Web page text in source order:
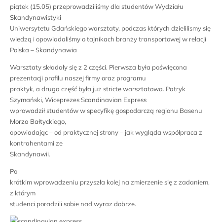
piątek (15.05) przeprowadziliśmy dla studentów Wydziału
Skandynawistyki
Uniwersytetu Gdańskiego warsztaty, podczas których dzielilismy się
wiedzą i opowiadaliśmy o tajnikach branży transportowej w relacji
Polska – Skandynawia
Warsztaty składały się z 2 części. Pierwsza była poświęcona
prezentacji profilu naszej firmy oraz programu
praktyk, a druga część była już stricte warsztatowa. Patryk
Szymański, Wiceprezes Scandinavian Express
wprowadził studentów w specyfikę gospodarczą regionu Basenu
Morza Bałtyckiego,
opowiadając – od praktycznej strony – jak wygląda współpraca z
kontrahentami ze
Skandynawii.
Po
krótkim wprowadzeniu przyszła kolej na zmierzenie się z zadaniem,
z którym
studenci poradzili sobie nad wyraz dobrze.